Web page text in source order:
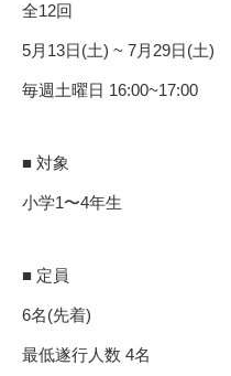
全12回
5月13日(土) ~ 7月29日(土)
毎週土曜日 16:00~17:00
■ 対象
小学1〜4年生
■ 定員
6名(先着)
最低遂行人数 4名